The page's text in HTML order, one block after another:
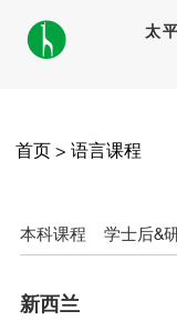
太
首页 > 语言课程
本科课程 学士后&
新西兰